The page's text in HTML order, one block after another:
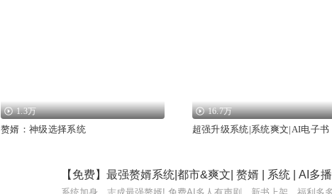
1.3万
赘婿：神级选择系统
16.7万
超强升级系统|系统爽文|AI电子书
【免费】最强赘婿系统|都市&爽文| 赘婿 | 系统 | AI多播